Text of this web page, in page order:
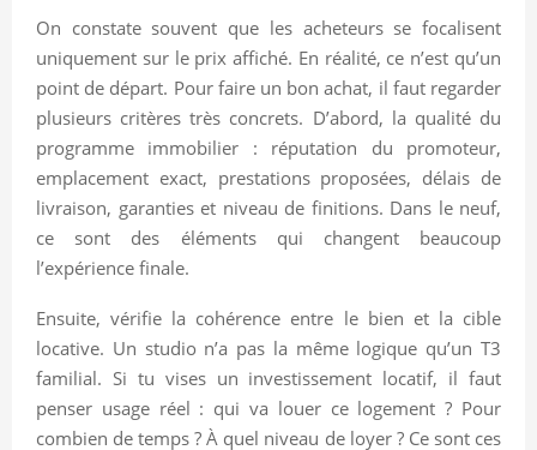
On constate souvent que les acheteurs se focalisent
uniquement sur le prix affiché. En réalité, ce n’est qu’un
point de départ. Pour faire un bon achat, il faut regarder
plusieurs critères très concrets. D’abord, la qualité du
programme immobilier : réputation du promoteur,
emplacement exact, prestations proposées, délais de
livraison, garanties et niveau de finitions. Dans le neuf,
ce sont des éléments qui changent beaucoup
l’expérience finale.
Ensuite, vérifie la cohérence entre le bien et la cible
locative. Un studio n’a pas la même logique qu’un T3
familial. Si tu vises un investissement locatif, il faut
penser usage réel : qui va louer ce logement ? Pour
combien de temps ? À quel niveau de loyer ? Ce sont ces